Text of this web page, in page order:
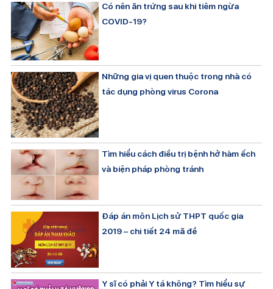
Có nên ăn trứng sau khi tiêm ngừa
COVID-19?
Những gia vị quen thuộc trong nhà có
tác dụng phòng virus Corona
Tìm hiểu cách điều trị bệnh hở hàm ếch
và biện pháp phòng tránh
Đáp án môn Lịch sử THPT quốc gia
2019 – chi tiết 24 mã đề
Y sĩ có phải Y tá không? Tìm hiểu sự